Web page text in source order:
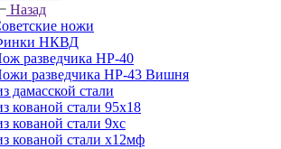
Назад
ножи
НКВД
разведчика НР-40
разведчика НР-43 Вишня
дамасской стали
кованой стали 95х18
кованой стали 9хс
кованой стали х12мф